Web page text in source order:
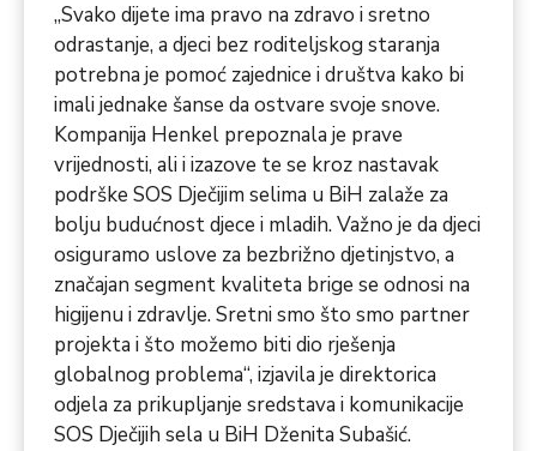
„Svako dijete ima pravo na zdravo i sretno
odrastanje, a djeci bez roditeljskog staranja
potrebna je pomoć zajednice i društva kako bi
imali jednake šanse da ostvare svoje snove.
Kompanija Henkel prepoznala je prave
vrijednosti, ali i izazove te se kroz nastavak
podrške SOS Dječijim selima u BiH zalaže za
bolju budućnost djece i mladih. Važno je da djeci
osiguramo uslove za bezbrižno djetinjstvo, a
značajan segment kvaliteta brige se odnosi na
higijenu i zdravlje. Sretni smo što smo partner
projekta i što možemo biti dio rješenja
globalnog problema“, izjavila je direktorica
odjela za prikupljanje sredstava i komunikacije
SOS Dječijih sela u BiH Dženita Subašić.